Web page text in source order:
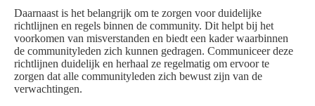
Daarnaast is het belangrijk om te zorgen voor duidelijke
richtlijnen en regels binnen de community. Dit helpt bij het
voorkomen van misverstanden en biedt een kader waarbinnen
de communityleden zich kunnen gedragen. Communiceer deze
richtlijnen duidelijk en herhaal ze regelmatig om ervoor te
zorgen dat alle communityleden zich bewust zijn van de
verwachtingen.